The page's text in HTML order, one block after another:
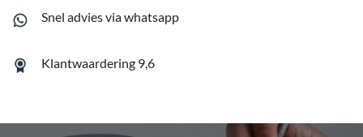
Snel advies via whatsapp
Klantwaardering 9,6